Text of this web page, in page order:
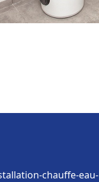
chauffe-eau-